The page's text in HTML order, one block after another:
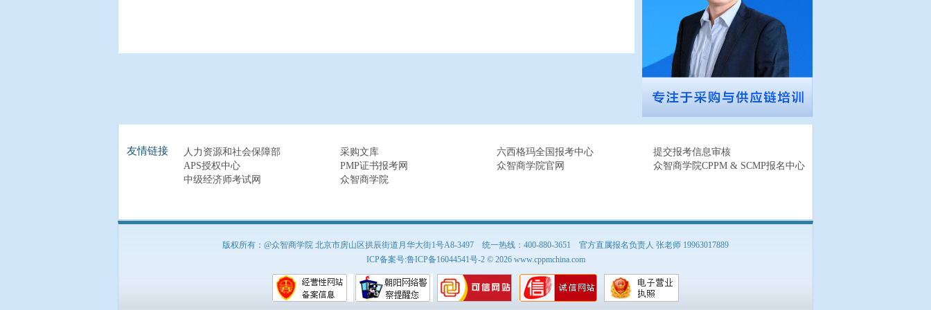
友情链接 人力资源和社会保障部 采购文库 六西格玛全国报考中心
提交报考信息审核
APS授权中心
PMP证书报考网 众智商学院官网
众智商学院CPPM & SCMP报名中心
中级经济师考试网
众智商学院
版权所有：@众智商学院 北京市房山区拱辰街道月华大街1号A8-3497 统一热线：400-880-3651 官方直属报名负责人 张老师 19963017889
ICP备案号:鲁ICP备16044541号-2© 2026 www.cppmchina.com